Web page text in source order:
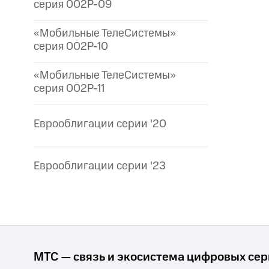
серия 002P-09
«Мобильные ТелеСистемы»
серия 002P-10
«Мобильные ТелеСистемы»
серия 002P-11
Еврооблигации серии '20
Еврооблигации серии '23
МТС — связь и экосистема цифровых